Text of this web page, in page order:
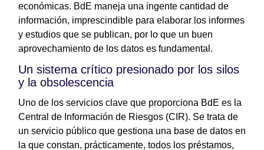
económicas. BdE maneja una ingente cantidad de
información, imprescindible para elaborar los informes
y estudios que se publican, por lo que un buen
aprovechamiento de los datos es fundamental.
Un sistema crítico presionado por los silos
y la obsolescencia
Uno de los servicios clave que proporciona BdE es la
Central de Información de Riesgos (CIR). Se trata de
un servicio público que gestiona una base de datos en
la que constan, prácticamente, todos los préstamos,